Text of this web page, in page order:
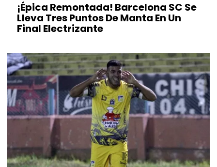
¡Épica Remontada! Barcelona SC Se
Lleva Tres Puntos De Manta En Un
Final Electrizante